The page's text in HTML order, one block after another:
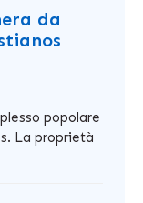
da
popolare
La proprietà